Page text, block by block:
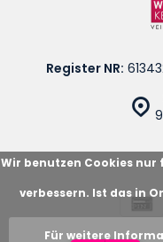
Register NR:
©
Wir benutzen Cookies nur
verbessern. Ist das in
Für weitere